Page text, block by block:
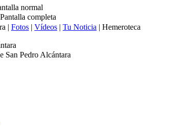
normal
Pantalla completa
| Fotos | Vídeos | Tu Noticia | Hemeroteca
San Pedro Alcántara